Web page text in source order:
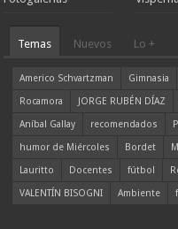
Temas Nuevos Lo +
Americo Schvartzman Gimnasia
Rocamora
JORGE RUBÉN DÍAZ
Aníbal Gallay
recomendados
humor de Miércoles
Bordet
Lauritto
Docentes fútbol
VALENTÍN BISOGNI
Ambiente